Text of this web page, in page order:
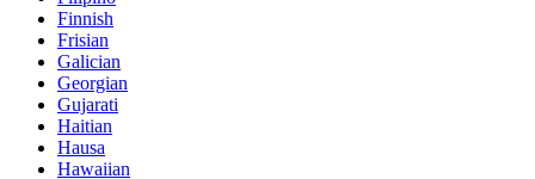
Finnish
Frisian
Galician
Georgian
Gujarati
Haitian
Hausa
Hawaiian